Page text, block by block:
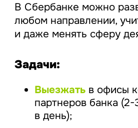
В Сбербанке можно
любом направлении,
и даже менять сферу
Задачи:
Выезжать в офисы
партнеров банка
в день);